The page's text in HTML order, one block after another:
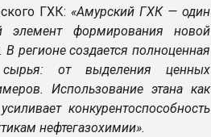
ГХК: «Амурский ГХК — один
формирования новой
регионе создается полноценная
сырья: от выделения ценных
Использование этана как
конкурентоспособность
нефтегазохимии».